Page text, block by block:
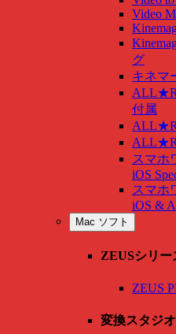
Video
グ
キネマ
付属
スマホ
iOS
スマホ
iOS &
Mac ソフト
ZEUSシリー
ZEUS
変換スタジ